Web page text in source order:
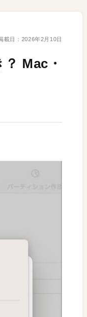
載日： 2026年2月10日
Mac・